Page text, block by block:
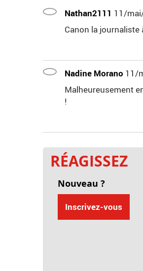
Nathan2111 11/
Canon la
Nadine Morano 11/
Malheureusement
!
RÉAGISSEZ
Nouveau ?
Inscrivez-vous